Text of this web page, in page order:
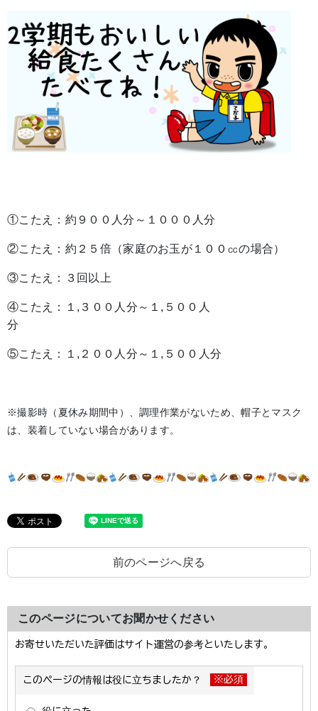
①こたえ：約９００人分～１０００人分
②こたえ：約２５倍（家庭のお玉が１００㏄の場合）
③こたえ：３回以上
④こたえ：１,３００人分～１,５００人
分
⑤こたえ：１,２００人分～１,５００人分
※撮影時（夏休み期間中）、調理作業がないため、帽子とマスク
は、装着していない場合があります。
前のページへ戻る
このページについてお聞かせください